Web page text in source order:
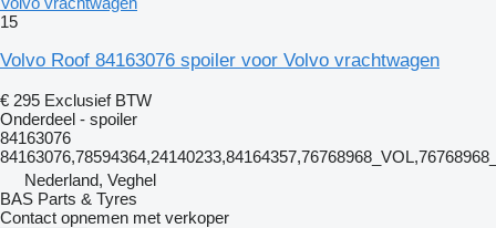
15
Volvo Roof 84163076 spoiler voor Volvo vrachtwagen
€ 295 Exclusief BTW
Onderdeel - spoiler
84163076
Nederland, Veghel
BAS Parts & Tyres
Contact opnemen met verkoper